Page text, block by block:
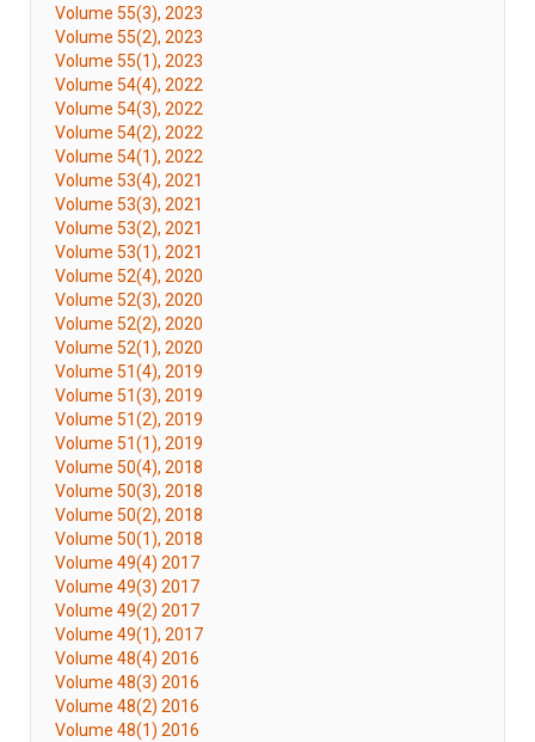
Volume 55(3), 2023
Volume 55(2), 2023
Volume 55(1), 2023
Volume 54(4), 2022
Volume 54(3), 2022
Volume 54(2), 2022
Volume 54(1), 2022
Volume 53(4), 2021
Volume 53(3), 2021
Volume 53(2), 2021
Volume 53(1), 2021
Volume 52(4), 2020
Volume 52(3), 2020
Volume 52(2), 2020
Volume 52(1), 2020
Volume 51(4), 2019
Volume 51(3), 2019
Volume 51(2), 2019
Volume 51(1), 2019
Volume 50(4), 2018
Volume 50(3), 2018
Volume 50(2), 2018
Volume 50(1), 2018
Volume 49(4) 2017
Volume 49(3) 2017
Volume 49(2) 2017
Volume 49(1), 2017
Volume 48(4) 2016
Volume 48(3) 2016
Volume 48(2) 2016
Volume 48(1) 2016